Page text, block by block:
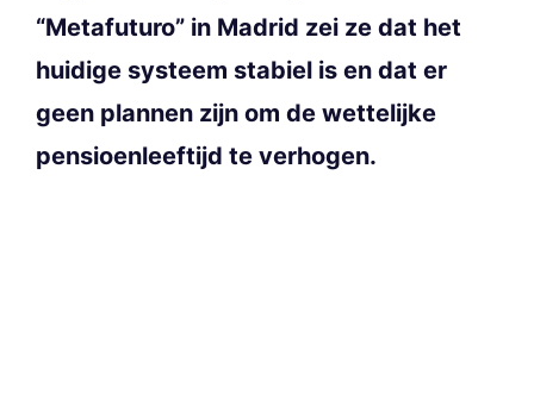
“Metafuturo” in Madrid zei ze dat het
huidige systeem stabiel is en dat er
geen plannen zijn om de wettelijke
pensioenleeftijd te verhogen.